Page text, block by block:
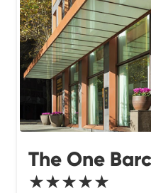
The One
★★★★★